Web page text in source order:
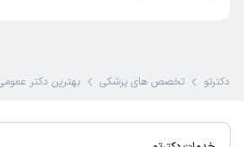
دکترتو تخصص های پزشکی بهترین دکتر